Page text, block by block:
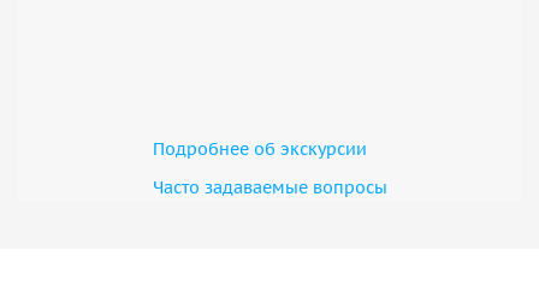
Подробнее об экскурсии
Часто задаваемые вопросы